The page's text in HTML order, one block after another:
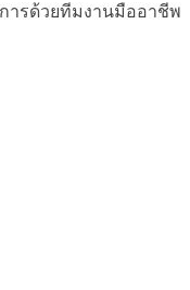
ารด้วยทีมงานมืออาชีพ